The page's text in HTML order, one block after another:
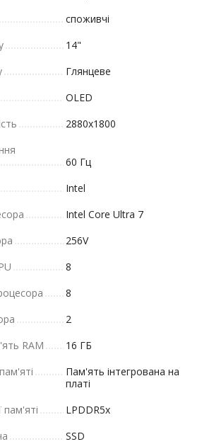
споживчі
14"
Глянцеве
OLED
2880x1800
60 Гц
Intel
Intel Core Ultra 7
256V
8
8
2
RAM
16 ГБ
Пам'ять інтегрована на
платі
LPDDR5x
SSD